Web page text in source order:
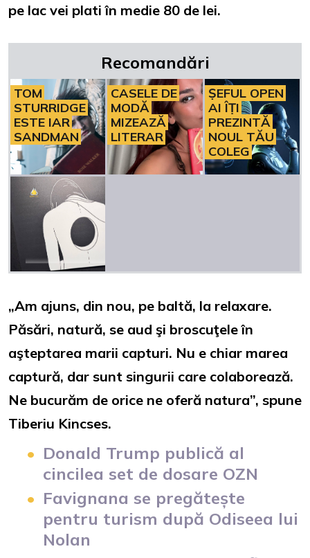
pe lac vei plati în medie 80 de lei.
Recomandări
TOM
STURRIDGE
ESTE IAR
SANDMAN
CASELE DE
MODĂ
MIZEAZĂ
LITERAR
ȘEFUL OPEN
AI ÎȚI
PREZINTĂ
NOUL TĂU
COLEG
„Am ajuns, din nou, pe baltă, la relaxare.
Păsări, natură, se aud şi broscuţele în
aşteptarea marii capturi. Nu e chiar marea
captură, dar sunt singurii care colaborează.
Ne bucurăm de orice ne oferă natura”, spune
Tiberiu Kincses.
Donald Trump publică al
cincilea set de dosare OZN
Favignana se pregătește
pentru turism după Odiseea lui
Nolan